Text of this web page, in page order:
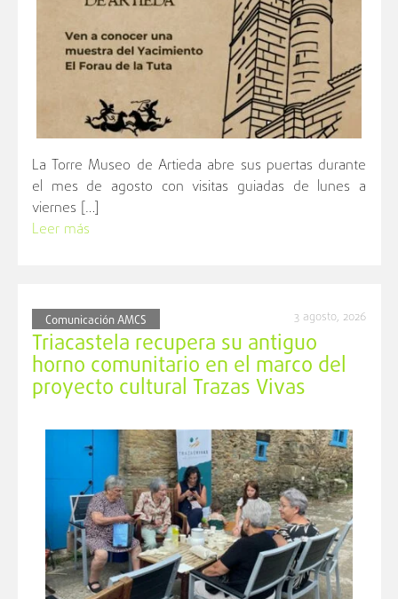
La Torre Museo de Artieda abre sus puertas durante
el mes de agosto con visitas guiadas de lunes a
viernes […]
Leer más
Comunicación AMCS 3 agosto, 2026
Triacastela recupera su antiguo
horno comunitario en el marco del
proyecto cultural Trazas Vivas